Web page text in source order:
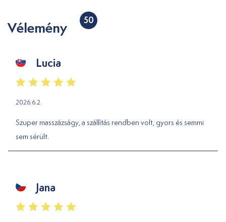
Vélemény 50
Lucia
2026.6.2.
Szuper masszázságy, a szállítás rendben volt, gyors és semmi
sem sérült.
Jana